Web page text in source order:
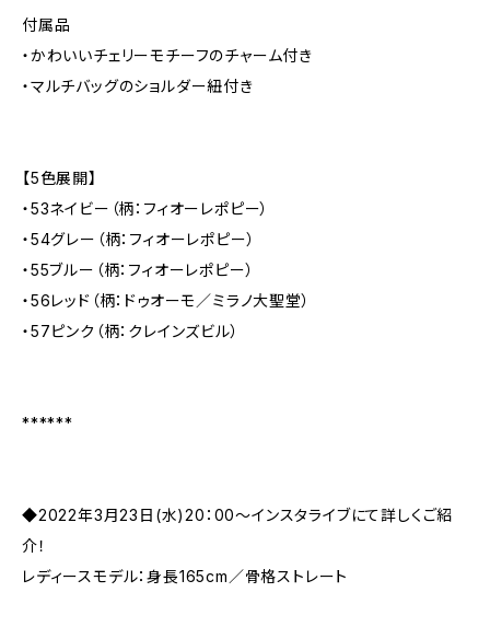
付属品
・かわいいチェリーモチーフのチャーム付き
・マルチバッグのショルダー紐付き
【5色展開】
・53ネイビー（柄：フィオーレポピー）
・54グレー（柄：フィオーレポピー）
・55ブルー（柄：フィオーレポピー）
・56レッド（柄：ドゥオーモ／ミラノ大聖堂）
・57ピンク（柄：クレインズビル）
******
◆2022年3月23日(水)20：00～インスタライブにて詳しくご紹
介！
レディースモデル：身長165cm／骨格ストレート